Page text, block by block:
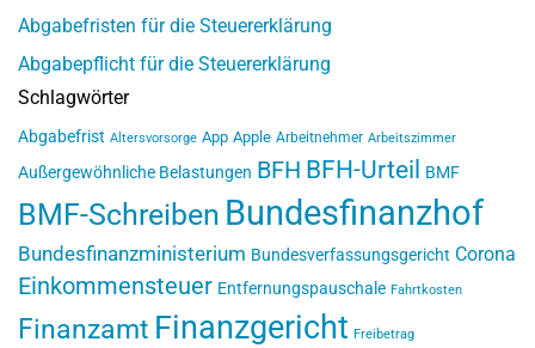
Abgabefristen für die Steuererklärung
Abgabepflicht für die Steuererklärung
Schlagwörter
Abgabefrist Altersvorsorge App Apple Arbeitnehmer Arbeitszimmer
Außergewöhnliche Belastungen BFH BFH-Urteil BMF
BMF-Schreiben Bundesfinanzhof
Bundesfinanzministerium Bundesverfassungsgericht Corona
Einkommensteuer Entfernungspauschale Fahrtkosten
Finanzamt Finanzgericht Freibetrag